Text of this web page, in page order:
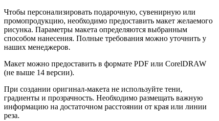
Чтобы персонализировать подарочную, сувенирную или
промопродукцию, необходимо предоставить макет желаемого
рисунка. Параметры макета определяются выбранным
способом нанесения. Полные требования можно уточнить у
наших менеджеров.
Макет можно предоставить в формате PDF или CorelDRAW
(не выше 14 версии).
При создании оригинал-макета не используйте тени,
градиенты и прозрачность. Необходимо размещать важную
информацию на достаточном расстоянии от края или линии
реза.